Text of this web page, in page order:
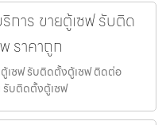
การ ขายตู้เซฟ รับติด
ราคาถูก
เซฟ รับติดตั้งตู้เซฟ ติดต่อ
รับติดตั้งตู้เซฟ